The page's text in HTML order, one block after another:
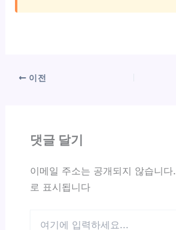
이전
댓글 달기
이메일 주소는 공개되지 않습니다.
로 표시됩니다